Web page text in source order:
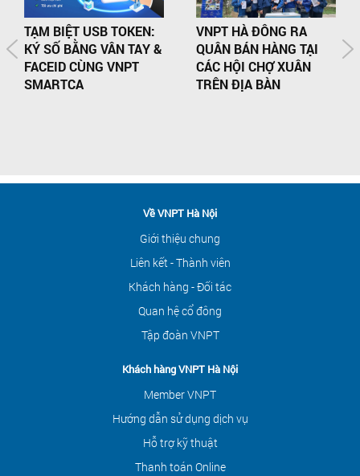
TẠM BIỆT USB TOKEN:
KÝ SỐ BẰNG VÂN TAY &
FACEID CÙNG VNPT
SMARTCA
VNPT HÀ ĐÔNG RA
QUÂN BÁN HÀNG TẠI
CÁC HỘI CHỢ XUÂN
TRÊN ĐỊA BÀN
Về VNPT Hà Nội
Giới thiệu chung
Liên kết - Thành viên
Khách hàng - Đối tác
Quan hệ cổ đông
Tập đoàn VNPT
Khách hàng VNPT Hà Nội
Member VNPT
Hướng dẫn sử dụng dịch vụ
Hỗ trợ kỹ thuật
Thanh toán Online